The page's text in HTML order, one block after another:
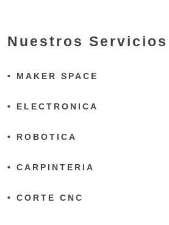
Nuestros
• MAKER SPACE
• ELECTRONICA
• ROBOTICA
• CARPINTERIA
• CORTE CNC